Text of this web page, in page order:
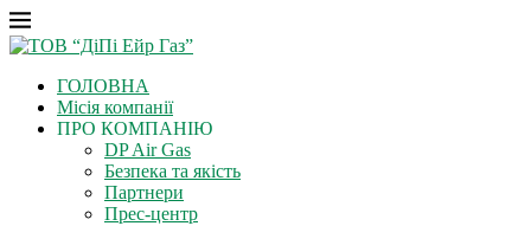
ГОЛОВНА
Місія компанії
ПРО КОМПАНІЮ
DP Air Gas
Безпека та якість
Партнери
Прес-центр